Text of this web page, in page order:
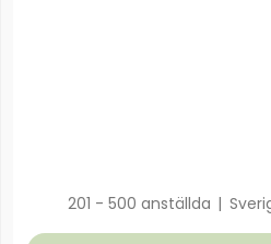
201 - 500 anställda |